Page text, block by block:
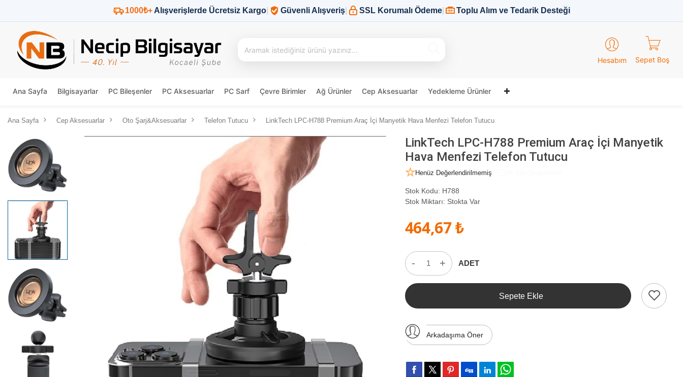
1000₺+ Alışverişlerde Ücretsiz Kargo Güvenli Alışveriş SSL Korumalı Ödeme Toplu Alım ve Tedarik Desteği
Hesabım Sepet Boş
Ana Sayfa Bilgisayarlar PC Bileşenler PC Aksesuarlar PC Sarf Çevre Birimler Ağ Ürünler Cep Aksesuarlar Yedekleme Ürünler
Ana Sayfa Cep Aksesuarlar Oto Şarj&Aksesuarlar Telefon Tutucu LinkTech LPC-H788 Premium Araç İçi Manyetik Hava Menfezi Telefon Tutucu
LinkTech LPC-H788 Premium Araç İçi Manyetik
Hava Menfezi Telefon Tutucu
Henüz Değerlendirilmemiş
Stok Kodu: H788
Stok Miktarı: Stokta Var
464,67 ₺
- + ADET
Sepete Ekle
Arkadaşıma Öner